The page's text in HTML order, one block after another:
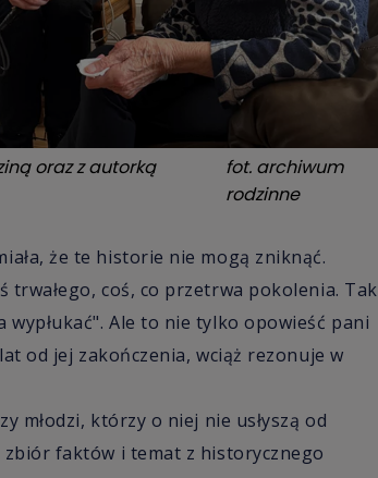
oraz z autorką
fot. archiwum
rodzinne
że te historie nie mogą zniknąć.
trwałego, coś, co przetrwa pokolenia. Tak
Ale to nie tylko opowieść pani
od jej zakończenia, wciąż rezonuje w
młodzi, którzy o niej nie usłyszą od
faktów i temat z historycznego